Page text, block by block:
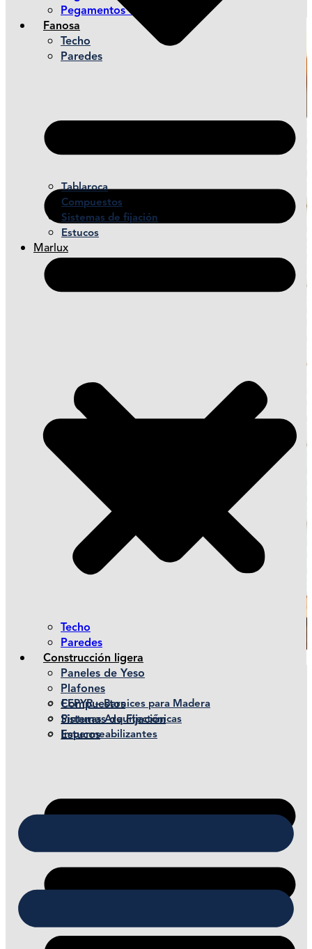
Pegamentos de montaje
Fanosa
Techo
Paredes
Techo
Paredes
Construcción ligera
Paneles de Yeso
Plafones
Compuestos
Sistemas de Fijación
Estucos
Tablaroca
Compuestos
Sistemas de fijación
Estucos
Marlux
FEPYR – Barnices para Madera
Pinturas Arquitectónicas
Impermeabilizantes